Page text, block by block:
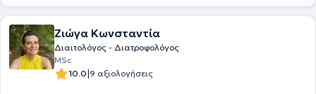
Ζιώγα Κωνσταντία
Διαιτολόγος - Διατροφολόγος
MSc
10.0|9 αξιολογήσεις